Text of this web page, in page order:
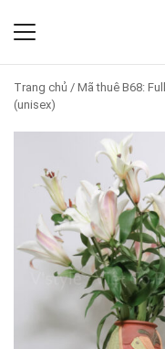
Trang chủ / Mã thuê B68:
(unisex)